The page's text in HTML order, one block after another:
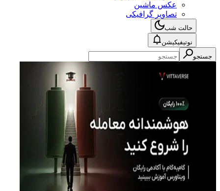
عکس ماشین
تصاویر گرافیکی
حالت شب
نوتیفیکیشن
جستجو